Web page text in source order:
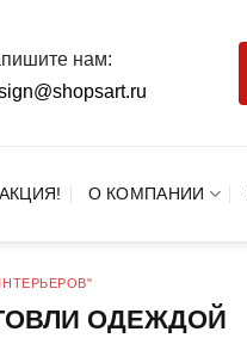
нам:
АКЦИЯ! О КОМПАНИИ
ОДЕЖДОЙ